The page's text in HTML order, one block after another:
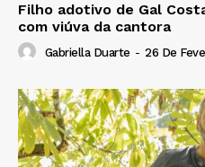
Filho adotivo de Gal
com viúva da cantora
Gabriella Duarte - 26 De